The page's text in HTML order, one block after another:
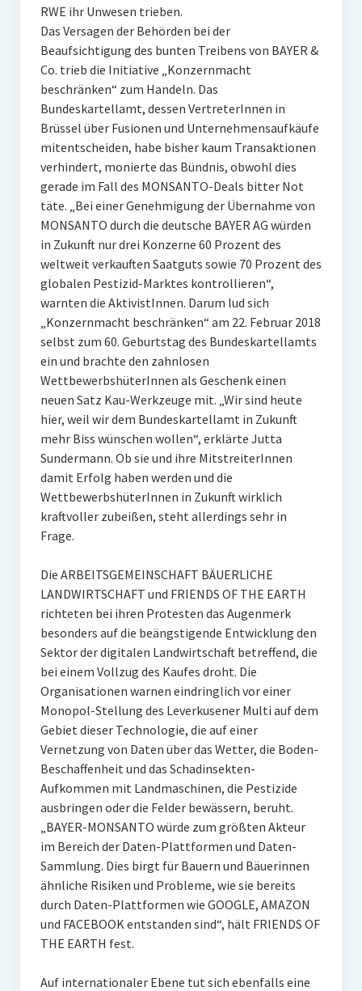
RWE ihr Unwesen trieben.
Das Versagen der Behörden bei der
Beaufsichtigung des bunten Treibens von BAYER &
Co. trieb die Initiative „Konzernmacht
beschränken“ zum Handeln. Das
Bundeskartellamt, dessen VertreterInnen in
Brüssel über Fusionen und Unternehmensaufkäufe
mitentscheiden, habe bisher kaum Transaktionen
verhindert, monierte das Bündnis, obwohl dies
gerade im Fall des MONSANTO-Deals bitter Not
täte. „Bei einer Genehmigung der Übernahme von
MONSANTO durch die deutsche BAYER AG würden
in Zukunft nur drei Konzerne 60 Prozent des
weltweit verkauften Saatguts sowie 70 Prozent des
globalen Pestizid-Marktes kontrollieren“,
warnten die AktivistInnen. Darum lud sich
„Konzernmacht beschränken“ am 22. Februar 2018
selbst zum 60. Geburtstag des Bundeskartellamts
ein und brachte den zahnlosen
WettbewerbshüterInnen als Geschenk einen
neuen Satz Kau-Werkzeuge mit. „Wir sind heute
hier, weil wir dem Bundeskartellamt in Zukunft
mehr Biss wünschen wollen“, erklärte Jutta
Sundermann. Ob sie und ihre MitstreiterInnen
damit Erfolg haben werden und die
WettbewerbshüterInnen in Zukunft wirklich
kraftvoller zubeißen, steht allerdings sehr in
Frage.
Die ARBEITSGEMEINSCHAFT BÄUERLICHE
LANDWIRTSCHAFT und FRIENDS OF THE EARTH
richteten bei ihren Protesten das Augenmerk
besonders auf die beängstigende Entwicklung den
Sektor der digitalen Landwirtschaft betreffend, die
bei einem Vollzug des Kaufes droht. Die
Organisationen warnen eindringlich vor einer
Monopol-Stellung des Leverkusener Multi auf dem
Gebiet dieser Technologie, die auf einer
Vernetzung von Daten über das Wetter, die Boden-
Beschaffenheit und das Schadinsekten-
Aufkommen mit Landmaschinen, die Pestizide
ausbringen oder die Felder bewässern, beruht.
„BAYER-MONSANTO würde zum größten Akteur
im Bereich der Daten-Plattformen und Daten-
Sammlung. Dies birgt für Bauern und Bäuerinnen
ähnliche Risiken und Probleme, wie sie bereits
durch Daten-Plattformen wie GOOGLE, AMAZON
und FACEBOOK entstanden sind“, hält FRIENDS OF
THE EARTH fest.
Auf internationaler Ebene tut sich ebenfalls eine